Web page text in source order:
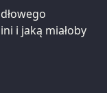
i jaką miałoby